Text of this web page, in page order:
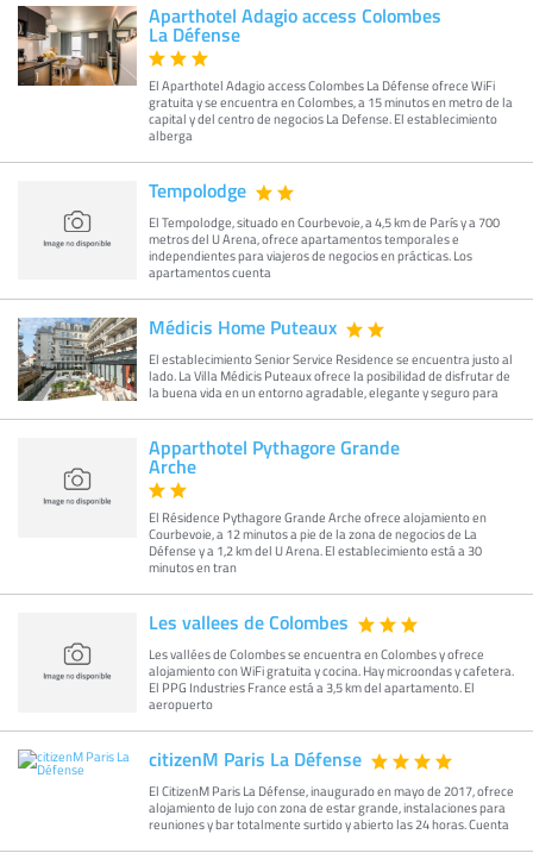
Aparthotel Adagio access Colombes
La Défense
El Aparthotel Adagio access Colombes La Défense ofrece WiFi
gratuita y se encuentra en Colombes, a 15 minutos en metro de la
capital y del centro de negocios La Defense. El establecimiento
alberga
Tempolodge
El Tempolodge, situado en Courbevoie, a 4,5 km de París y a 700
metros del U Arena, ofrece apartamentos temporales e
independientes para viajeros de negocios en prácticas. Los
apartamentos cuenta
Médicis Home Puteaux
El establecimiento Senior Service Residence se encuentra justo al
lado. La Villa Médicis Puteaux ofrece la posibilidad de disfrutar de
la buena vida en un entorno agradable, elegante y seguro para
Apparthotel Pythagore Grande
Arche
El Résidence Pythagore Grande Arche ofrece alojamiento en
Courbevoie, a 12 minutos a pie de la zona de negocios de La
Défense y a 1,2 km del U Arena. El establecimiento está a 30
minutos en tran
Les vallees de Colombes
Les vallées de Colombes se encuentra en Colombes y ofrece
alojamiento con WiFi gratuita y cocina. Hay microondas y cafetera.
El PPG Industries France está a 3,5 km del apartamento. El
aeropuerto
citizenM Paris La Défense
El CitizenM Paris La Défense, inaugurado en mayo de 2017, ofrece
alojamiento de lujo con zona de estar grande, instalaciones para
reuniones y bar totalmente surtido y abierto las 24 horas. Cuenta